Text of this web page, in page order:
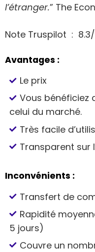
l’étranger.” The
Note Truspilot : 8.3/
Avantages :
Le prix
Vous bénéficiez
celui du marché.
Très facile
Transparent sur
Inconvénients :
Transfert de
Rapidité
5 jours)
Couvre un